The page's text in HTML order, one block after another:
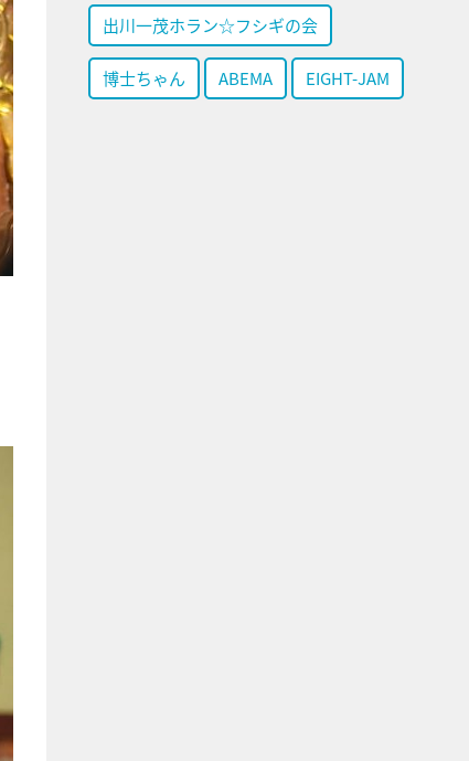
出川一茂ホラン☆フシギの会
博士ちゃん ABEMA EIGHT-JAM